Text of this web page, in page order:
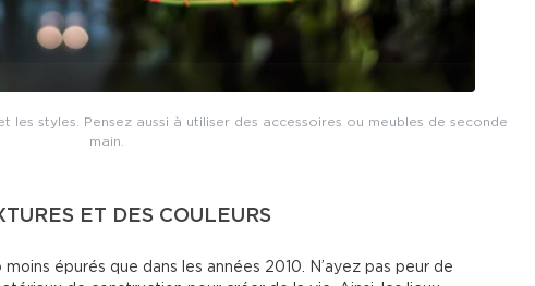
les styles. Pensez aussi à utiliser des accessoires ou meubles de seconde
main.
ET DES COULEURS
épurés que dans les années 2010. N’ayez pas peur de